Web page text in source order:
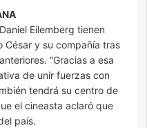
Eilemberg tienen
César y su compañía tras
“Gracias a esa
de unir fuerzas con
tendrá su centro de
el cineasta aclaró que
país.